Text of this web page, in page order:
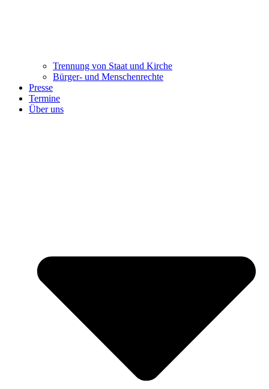
Trennung ​​​​​​​von Staat und Kirche
Bürger- und Menschenrechte
Presse
Termine
Über uns